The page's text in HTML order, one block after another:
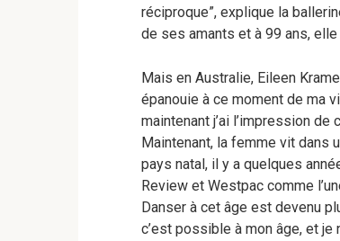
réciproque”, explique la
de ses amants et à 99 ans,
Mais en Australie, Eileen
épanouie à ce moment de ma
maintenant j’ai l’impression
Maintenant, la femme vit dans
pays natal, il y a quelques
Review et Westpac comme
Danser à cet âge est devenu
c’est possible à mon âge, et